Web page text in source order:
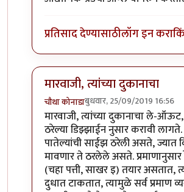
प्रतिसाद देण्यासाठीलॉग इन करा
मारवाजी, त्यांच्या दुकानाचा
चौथा कोनाडाबुधवार, 25/09/2019 16:56
In reply toमला येवले सायबा आदी
मारवाजी, त्यांच्या दुकानाचा ले-
ठरेल्या डिझ्झाईन नुसार करावी लागते.
पातेल्यांची साईझ ठरेली असते, ज्यात
मावणार ते ठरलेले असते. प्रमाणानुसार
(चहा पत्ती, साखर इ) तयार असतात,
दुधात टाकतात, त्यामुळे सर्व प्रमाण